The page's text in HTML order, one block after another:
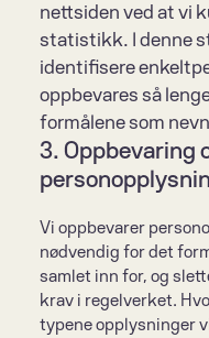
nettsiden ved at vi
statistikk. I denne
identifisere
oppbevares så
formålene som
3. Oppbevaring
Vi oppbevarer
nødvendig for det
samlet inn for, og
krav i regelverket.
typene opplysninger